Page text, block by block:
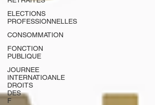
ELECTIONS
PROFESSIONNELLES
CONSOMMATION
FONCTION
PUBLIQUE
JOURNEE
INTERNATIOANLE
DROITS
DES
F